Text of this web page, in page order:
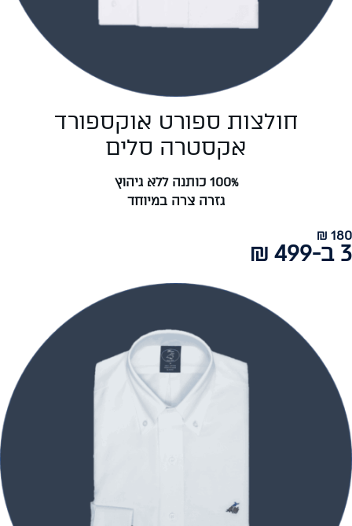
חולצות ספורט אוקספורד
אקסטרה סלים
100% כותנה ללא גיהוץ
גזרה צרה במיוחד
180 ₪
3 ב-499 ₪